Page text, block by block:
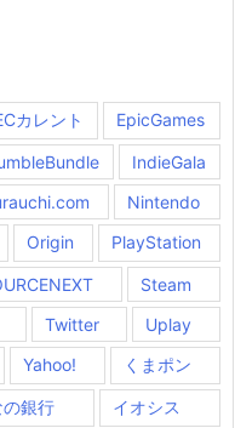
カレント EpicGames
IndieGala
Nintendo
Origin PlayStation
Steam
Twitter
Uplay
Yahoo! くまポン
銀行 イオシス